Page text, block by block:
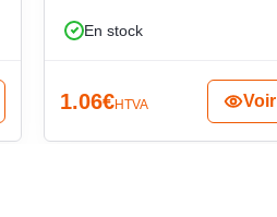
En stock
1.06€HTVA Voir